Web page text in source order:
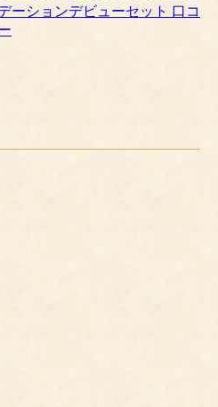
ーションデビューセット 口コ